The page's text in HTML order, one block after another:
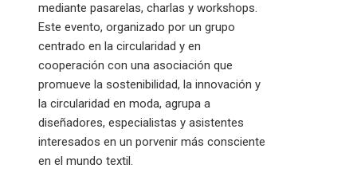
mediante pasarelas, charlas y workshops.
Este evento, organizado por un grupo
centrado en la circularidad y en
cooperación con una asociación que
promueve la sostenibilidad, la innovación y
la circularidad en moda, agrupa a
diseñadores, especialistas y asistentes
interesados en un porvenir más consciente
en el mundo textil.​